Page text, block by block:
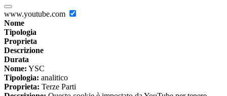
www.youtube.com
Nome
Tipologia
Proprieta
Descrizione
Durata
Nome: YSC
Tipologia: analitico
Proprieta: Terze Parti